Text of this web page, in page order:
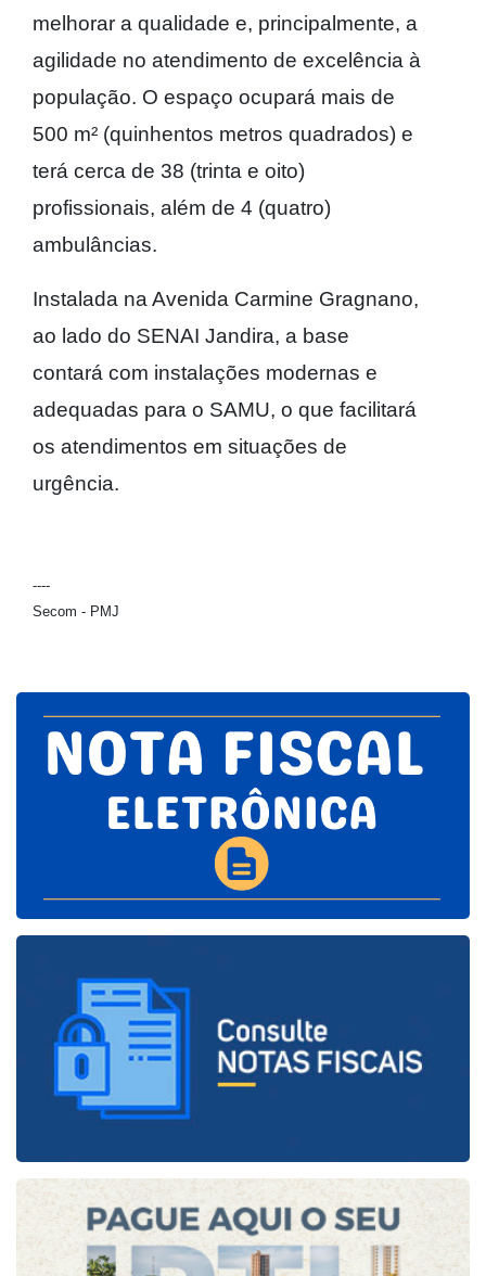
melhorar a qualidade e, principalmente, a
agilidade no atendimento de excelência à
população. O espaço ocupará mais de
500 m² (quinhentos metros quadrados) e
terá cerca de 38 (trinta e oito)
profissionais, além de 4 (quatro)
ambulâncias.
Instalada na Avenida Carmine Gragnano,
ao lado do SENAI Jandira, a base
contará com instalações modernas e
adequadas para o SAMU, o que facilitará
os atendimentos em situações de
urgência.
----
Secom - PMJ